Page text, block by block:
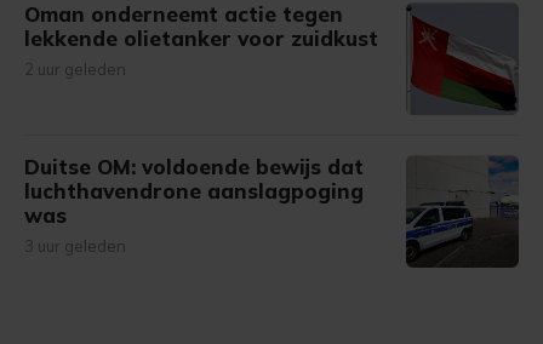
Oman onderneemt actie tegen
lekkende olietanker voor zuidkust
2 uur geleden
Duitse OM: voldoende bewijs dat
luchthavendrone aanslagpoging
was
3 uur geleden